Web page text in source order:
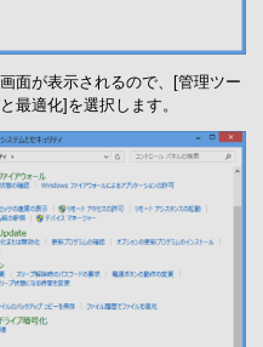
面が表示されるので、[管理ツー
最適化]を選択します。